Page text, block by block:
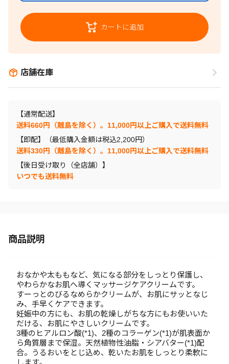
カートに追加
店舗在庫
【通常配送】
送料660円（離島を除く）。11,000円以上ご購入で送料無料
【即配】（最低購入金額は税込2,200円）
送料330円（離島を除く）。11,000円以上ご購入で送料無料
【後日受け取り（全店舗）】
いつでも送料無料
商品説明
おなかや太ももなど、気になる部分をしっとり保護し、
やわらかなお肌へ導くマッサージケアクリームです。
すーっとのびるなめらかクリームが、お肌にサッとなじ
み、手早くケアできます。
妊娠中の方にも、お肌の乾燥しがちな方にもお使いいた
だける、お肌にやさしいクリームです。
3種のヒアルロン酸(*1)、2種のコラーゲン(*1)が肌表面か
ら角質層まで保湿。天然植物性油脂・シアバター(*1)配
合。うるおいをとじ込め、乾いたお肌をしっとり柔軟に
します。